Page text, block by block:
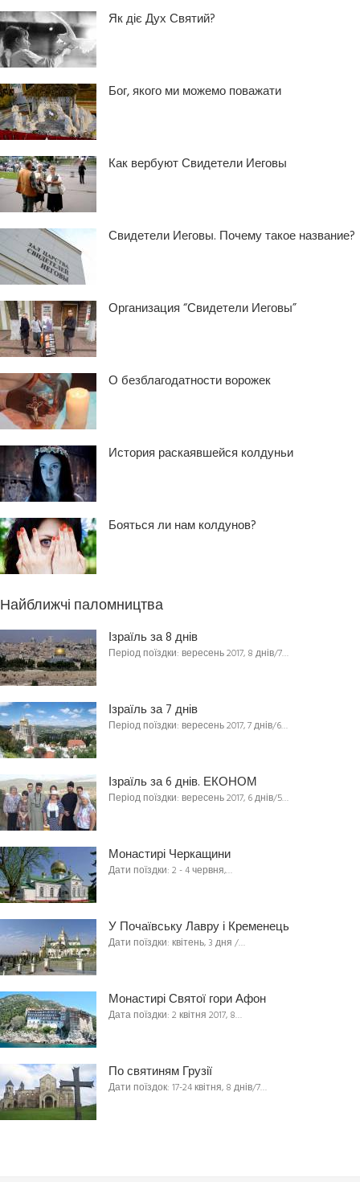
Як діє Дух Святий?
Бог, якого ми можемо поважати
Как вербуют Свидетели Иеговы
Свидетели Иеговы. Почему такое название?
Организация “Свидетели Иеговы”
О безблагодатности ворожек
История раскаявшейся колдуньи
Бояться ли нам колдунов?
Найближчі паломництва
Ізраїль за 8 днів
Період поїздки: вересень 2017, 8 днів/7…
Ізраїль за 7 днів
Період поїздки: вересень 2017, 7 днів/6…
Ізраїль за 6 днів. ЕКОНОМ
Період поїздки: вересень 2017, 6 днів/5…
Монастирі Черкащини
Дати поїздки: 2 - 4 червня,…
У Почаївську Лавру і Кременець
Дати поїздки: квітень, 3 дня /…
Монастирі Святої гори Афон
Дата поїздки: 2 квітня 2017, 8…
По святиням Грузії
Дати поїздок: 17-24 квітня, 8 днів/7…